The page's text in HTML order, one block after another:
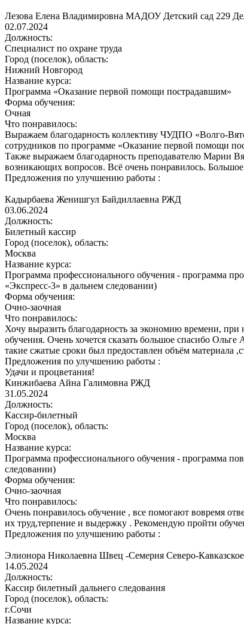
Лезова Елена Владимировна МАДОУ Детский сад 229
02.07.2024
Должность:
Специалист по охране труда
Город (поселок), область:
Нижний Новгород
Название курса:
Программа «Оказание первой помощи пострадавшим»
Форма обучения:
Очная
Что понравилось:
Выражаем благодарность коллективу ЧУДПО «Волго-
сотрудников по программе «Оказание первой помощи
Также выражаем благодарность преподавателю Марии
возникающих вопросов. Всё очень понравилось. Большое
Предложения по улучшению работы :
Кадырбаева Женишгул Байдиллаевна РЖД
03.06.2024
Должность:
Билетный кассир
Город (поселок), область:
Москва
Название курса:
Программа профессионального обучения - программа
«Экспресс-3» в дальнем следовании)
Форма обучения:
Очно-заочная
Что понравилось:
Хочу выразить благодарность за экономию времени,
обучения. Очень хочется сказать большое спасибо
такие сжатые сроки был предоставлен объём
Предложения по улучшению работы :
Удачи и процветания!
Кинжибаева Айна Галимовна РЖД
31.05.2024
Должность:
Кассир-билетный
Город (поселок), область:
Москва
Название курса:
Программа профессионального обучения - программа
следовании)
Форма обучения:
Очно-заочная
Что понравилось:
Очень понравилось обучение , все помогают вовремя
их труд,терпение и выдержку . Рекомендую пройти
Предложения по улучшению работы :
Элионора Николаевна Швец -Семерня Северо-
14.05.2024
Должность:
Кассир билетный дальнего следования
Город (поселок), область:
г.Сочи
Название курса: